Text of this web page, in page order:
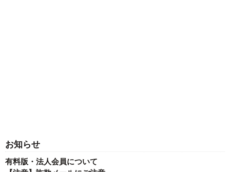
お知らせ
有料版・法人会員について